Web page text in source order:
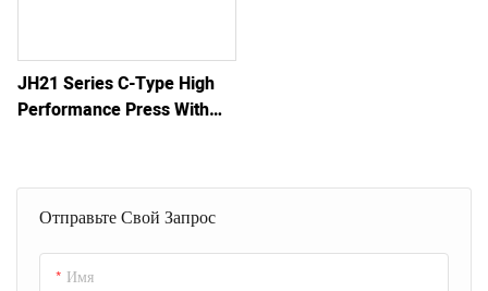
Отправьте Свой Запрос
Имя
JH21 Series C-Type High
Performance Press With